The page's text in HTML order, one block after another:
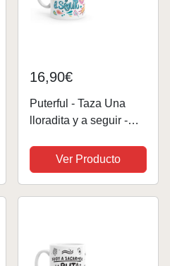
16,90€
Puterful - Taza Una
lloradita y a seguir -
- Resistente al
microondas y
lavavajillas
Ver Producto